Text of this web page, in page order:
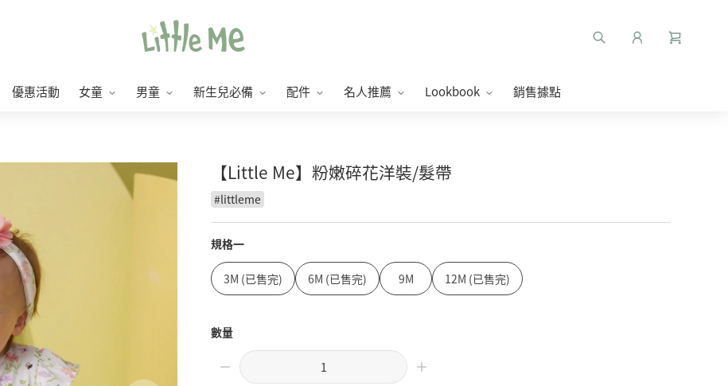
優惠活動 女童 男童 新生兒必備 配件 名人推薦 Lookbook 銷售據點
【Little Me】粉嫩碎花洋裝/髮帶
#littleme
規格一
3M (已售完) 6M (已售完) 9M 12M (已售完)
數量